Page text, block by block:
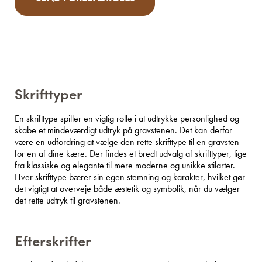
Skrifttyper
En skrifttype spiller en vigtig rolle i at udtrykke personlighed og
skabe et mindeværdigt udtryk på gravstenen. Det kan derfor
være en udfordring at vælge den rette skrifttype til en gravsten
for en af dine kære. Der findes et bredt udvalg af skrifttyper, lige
fra klassiske og elegante til mere moderne og unikke stilarter.
Hver skrifttype bærer sin egen stemning og karakter, hvilket gør
det vigtigt at overveje både æstetik og symbolik, når du vælger
det rette udtryk til gravstenen.
Efterskrifter